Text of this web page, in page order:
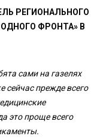
РЕГИОНАЛЬНОГО
ФРОНТА» В
сами на газелях
сейчас прежде всего
это проще всего